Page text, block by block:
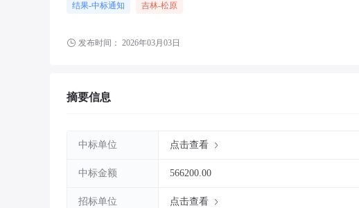
结果-中标通知 吉林-松原
发布时间： 2026年03月03日
摘要信息
中标单位 点击查看
中标金额 566200.00
招标单位 点击查看